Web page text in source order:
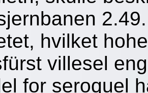
hvilket
villesel
for seroquel